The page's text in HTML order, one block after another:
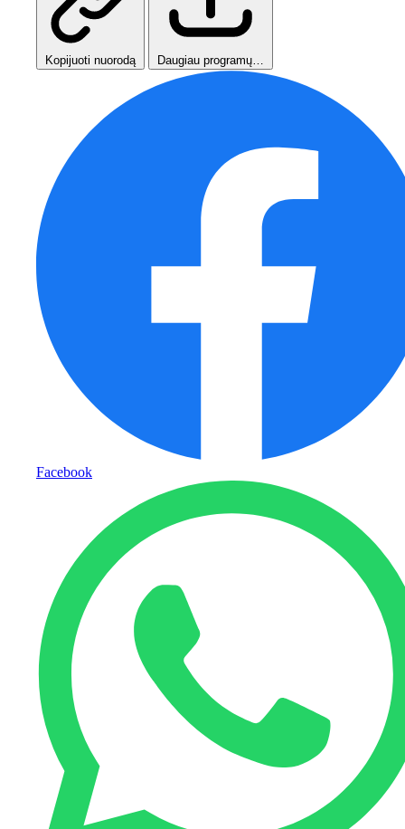
Kopijuoti nuorodą Daugiau programų…
Facebook